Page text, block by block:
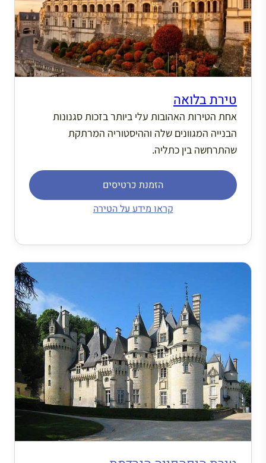
טירת בלואה
אחת הטירות האהובות עלי ביותר בזכות סגנונות
הבנייה המגוונים שלה וההיסטוריה המרתקת
שהתרחשה בין כתליה.
הזמנת כרטיסים
קראו מידע על הטירה